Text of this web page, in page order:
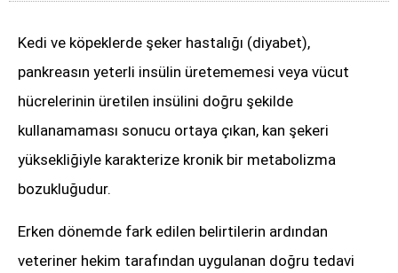
Kedi ve köpeklerde şeker hastalığı (diyabet),
pankreasın yeterli insülin üretememesi veya vücut
hücrelerinin üretilen insülini doğru şekilde
kullanamaması sonucu ortaya çıkan, kan şekeri
yüksekliğiyle karakterize kronik bir metabolizma
bozukluğudur.
Erken dönemde fark edilen belirtilerin ardından
veteriner hekim tarafından uygulanan doğru tedavi